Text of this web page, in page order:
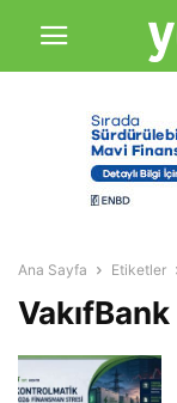
Ana Sayfa Etiketler
VakıfBank